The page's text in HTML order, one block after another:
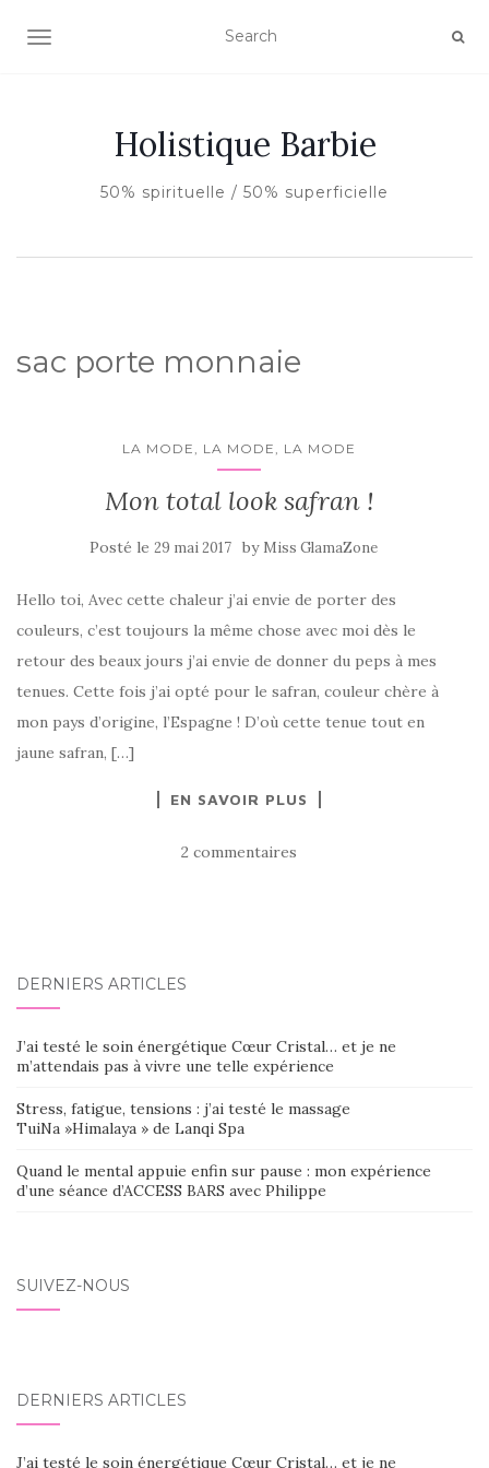
AFFICHER/MASQUER LA NAVIGATION
Holistique Barbie
50% spirituelle / 50% superficielle
sac porte monnaie
LA MODE, LA MODE, LA MODE
Mon total look safran !
Posté le 29 mai 2017 by Miss GlamaZone
Hello toi, Avec cette chaleur j’ai envie de porter des
couleurs, c’est toujours la même chose avec moi dès le
retour des beaux jours j’ai envie de donner du peps à mes
tenues. Cette fois j’ai opté pour le safran, couleur chère à
mon pays d’origine, l’Espagne ! D’où cette tenue tout en
jaune safran, […]
EN SAVOIR PLUS
2 commentaires
DERNIERS ARTICLES
J’ai testé le soin énergétique Cœur Cristal… et je ne
m’attendais pas à vivre une telle expérience
Stress, fatigue, tensions : j’ai testé le massage
TuiNa »Himalaya » de Lanqi Spa
Quand le mental appuie enfin sur pause : mon expérience
d’une séance d’ACCESS BARS avec Philippe
SUIVEZ-NOUS
DERNIERS ARTICLES
J’ai testé le soin énergétique Cœur Cristal… et je ne